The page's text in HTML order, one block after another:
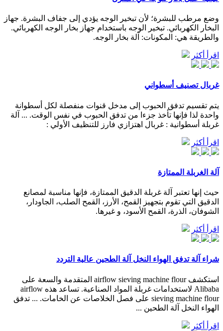
وضع مرطب للبشرة؛ لأن تبخير الوجه يؤدي إلى جفاف البشرة. جهاز
البخار الكهربائي. تبخير الوجه باستخدام جهاز بخار الوجه الكهربائي.
والطريقة هي: المكونات: آلة بخار الوجه.
اقرأ أكثر
غربال تصنيف أسطواني
يتم تقسيم تدفق الحبوب إلى مدخل قنوات منفصلة لكل أسطوانة
واحدة لذا فإنها تأخذ جزءا من تدفق الحبوب في نفس الوقت. ... آلة
غربلة أسطوانية : غربال اهتزازي فارز للتنظيف الأولي :
اقرأ أكثر
آلة الغربلة الممتازة
حيث إنها تعتبر آلة غربلة الدقيق الممتازة، فإنها مناسبة لمصانع
الدقيق التي تقوم بتجهيز القمح، الأرز، القمح الصلب، الجاودار،
الشوفان، الذرة، القمح الأسود، و غيرها.
اقرأ أكثر
شراء آلة تدفق الهواء النخل آلة الطحين عالية التردد
استكشف airflow sieving machine flour المتقدمة والسعة على
Alibaba لاستخدامات غربلة المواد الصناعية. تساعد هذه airflow
sieving machine flour على فصل الخلاصات عن الخامات. ... تدفق
الهواء النخل آلة الطحين ...
اقرأ أكثر